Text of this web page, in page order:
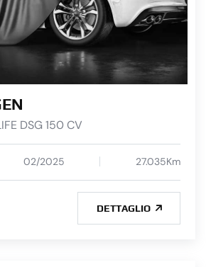
DSG 150 CV
02/2025 27.035Km
DETTAGLIO